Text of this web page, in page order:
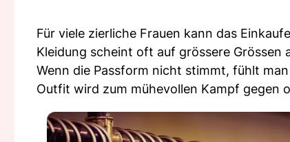
Für viele zierliche Frauen kann das
Kleidung scheint oft auf grössere Grössen
Wenn die Passform nicht stimmt, fühlt
Outfit wird zum mühevollen Kampf gegen